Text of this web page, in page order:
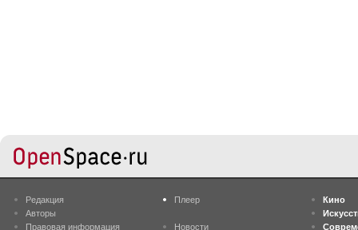
Редакция
Авторы
Правовая информация
Плеер
Новости
Кино